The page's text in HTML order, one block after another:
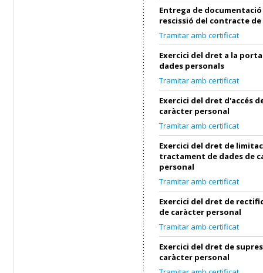
Entrega de documentació
rescissió del contracte
Tramitar amb certificat
Exercici del dret a la
dades personals
Tramitar amb certificat
Exercici del dret d'accés
caràcter personal
Tramitar amb certificat
Exercici del dret de
tractament de dades de
personal
Tramitar amb certificat
Exercici del dret de
de caràcter personal
Tramitar amb certificat
Exercici del dret de
caràcter personal